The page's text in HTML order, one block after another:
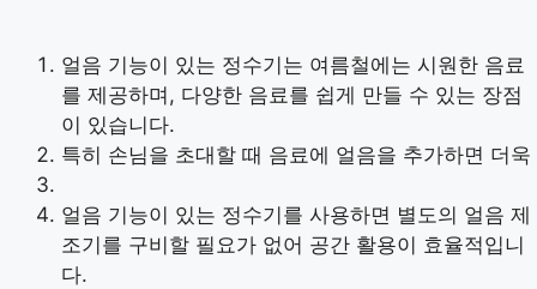
얼음 기능이 있는 정수기는 여름철에는 시원한 음료
를 제공하며, 다양한 음료를 쉽게 만들 수 있는 장점
이 있습니다.
특히 손님을 초대할 때 음료에 얼음을 추가하면 더욱
얼음 기능이 있는 정수기를 사용하면 별도의 얼음 제
조기를 구비할 필요가 없어 공간 활용이 효율적입니
다.